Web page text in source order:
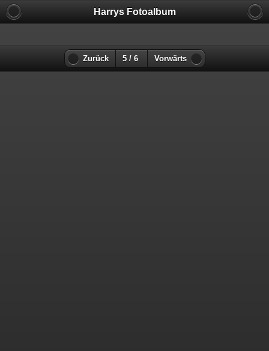
Harrys Fotoalbum
Zurück 5 / 6 Vorwärts